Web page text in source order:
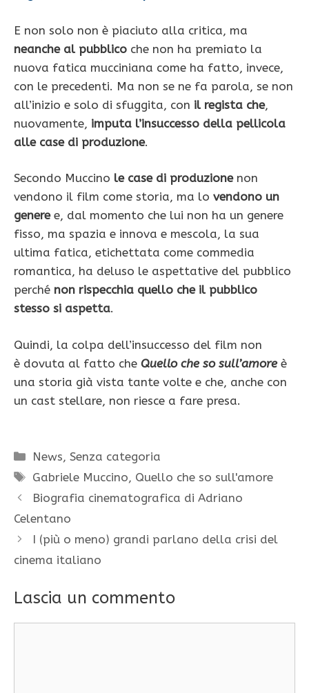
E non solo non è piaciuto alla critica, ma
neanche al pubblico che non ha premiato la
nuova fatica mucciniana come ha fatto, invece,
con le precedenti. Ma non se ne fa parola, se non
all’inizio e solo di sfuggita, con il regista che,
nuovamente, imputa l’insuccesso della pellicola
alle case di produzione.
Secondo Muccino le case di produzionenon
vendono il film come storia, ma lo vendono un
generee, dal momento che lui non ha un genere
fisso, ma spazia e innova e mescola, la sua
ultima fatica, etichettata come commedia
romantica, ha deluso le aspettative del pubblico
perché non rispecchia quello che il pubblico
stesso si aspetta.
Quindi, la colpa dell’insuccesso del film non
è dovuta al fatto che Quello che so sull’amoreè
una storia già vista tante volte e che, anche con
un cast stellare, non riesce a fare presa.
Categorie
News,Senza categoria
Tag
Gabriele Muccino, Quello che so sull'amore
Biografia cinematografica di Adriano
Celentano
I (più o meno) grandi parlano della crisi del
cinema italiano
Lascia un commento